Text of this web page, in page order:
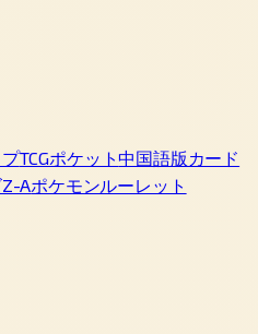
TCGポケット中国語版カード
Aポケモンルーレット